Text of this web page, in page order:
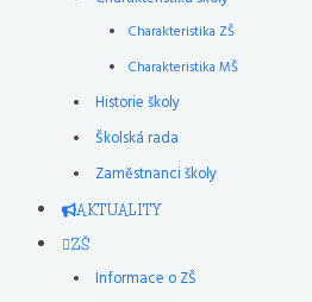
Charakteristika ZŠ
Charakteristika MŠ
Historie školy
Školská rada
Zaměstnanci školy
AKTUALITY
ZŠ
Informace o ZŠ